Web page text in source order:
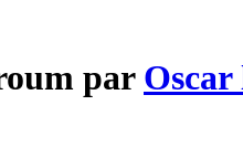
par Oscar